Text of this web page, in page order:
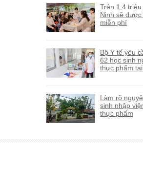
Trên 1,4
Ninh sẽ
miễn phí
Bộ Y tế yêu
62 học sinh
thực phẩm
Làm rõ
sinh nhập
thực phẩm